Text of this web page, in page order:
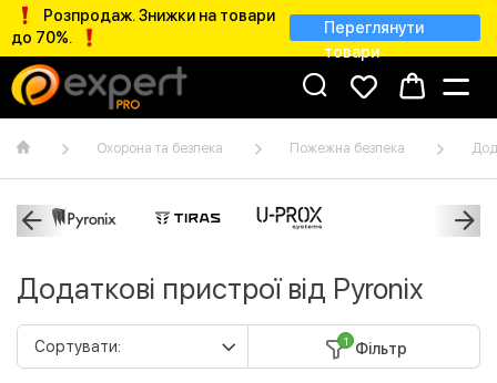
Розпродаж. Знижки на товари
до 70%.
Переглянути
товари
Охорона та безпека Пожежна безпека
Додаткові пристрої від Pyronix
1 Фільтр